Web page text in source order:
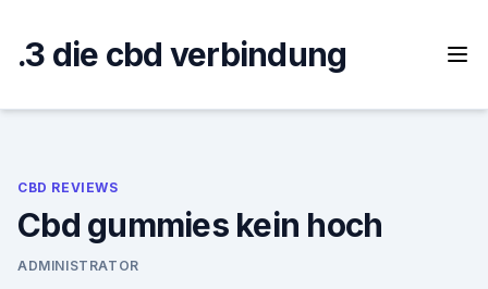
content
.3 die cbd verbindung
CBD REVIEWS
Cbd gummies kein hoch
ADMINISTRATOR